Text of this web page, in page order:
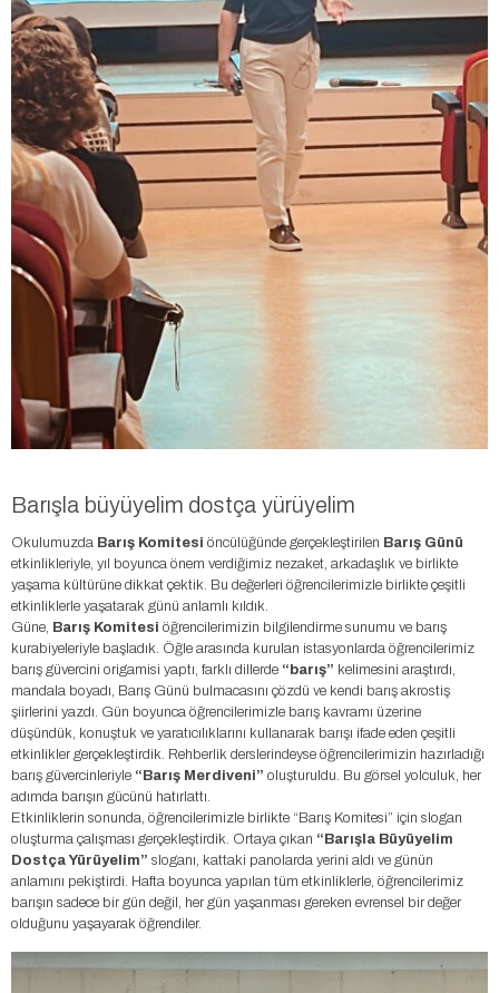
Barışla büyüyelim dostça yürüyelim
Okulumuzda Barış Komitesi öncülüğünde gerçekleştirilen Barış Günü
etkinlikleriyle, yıl boyunca önem verdiğimiz nezaket, arkadaşlık ve birlikte
yaşama kültürüne dikkat çektik. Bu değerleri öğrencilerimizle birlikte çeşitli
etkinliklerle yaşatarak günü anlamlı kıldık.
Güne, Barış Komitesi öğrencilerimizin bilgilendirme sunumu ve barış
kurabiyeleriyle başladık. Öğle arasında kurulan istasyonlarda öğrencilerimiz
barış güvercini origamisi yaptı, farklı dillerde “barış” kelimesini araştırdı,
mandala boyadı, Barış Günü bulmacasını çözdü ve kendi barış akrostiş
şiirlerini yazdı. Gün boyunca öğrencilerimizle barış kavramı üzerine
düşündük, konuştuk ve yaratıcılıklarını kullanarak barışı ifade eden çeşitli
etkinlikler gerçekleştirdik. Rehberlik derslerindeyse öğrencilerimizin hazırladığı
barış güvercinleriyle “Barış Merdiveni” oluşturuldu. Bu görsel yolculuk, her
adımda barışın gücünü hatırlattı.
Etkinliklerin sonunda, öğrencilerimizle birlikte “Barış Komitesi” için slogan
oluşturma çalışması gerçekleştirdik. Ortaya çıkan “Barışla Büyüyelim
Dostça Yürüyelim” sloganı, kattaki panolarda yerini aldı ve günün
anlamını pekiştirdi. Hafta boyunca yapılan tüm etkinliklerle, öğrencilerimiz
barışın sadece bir gün değil, her gün yaşanması gereken evrensel bir değer
olduğunu yaşayarak öğrendiler.